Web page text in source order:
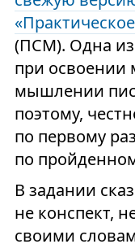
(ПСМ). Одна
при освоении
мышлении
поэтому,
по первому
по
В задании
не конспект,
своими